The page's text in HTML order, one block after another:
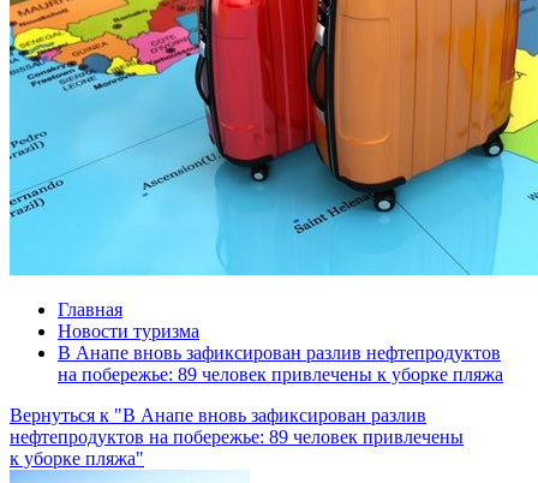
Главная
Новости туризма
В Анапе вновь зафиксирован разлив нефтепродуктов
на побережье: 89 человек привлечены к уборке пляжа
Вернуться к "В Анапе вновь зафиксирован разлив
нефтепродуктов на побережье: 89 человек привлечены
к уборке пляжа"